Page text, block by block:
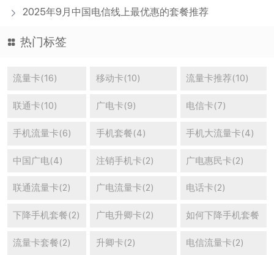
2025年9月中国电信线上最优惠的套餐推荐
热门标签
流量卡(16) 移动卡(10) 流量卡推荐(10)
联通卡(10) 广电卡(9) 电信卡(7)
手机流量卡(6) 手机套餐(4) 手机大流量卡(4)
中国广电(4) 注销手机卡(2) 广电惠民卡(2)
联通流量卡(2) 广电流量卡(2) 电话卡(2)
下降手机套餐(2) 广电升卿卡(2) 如何下降手机套餐
(2)
流量卡套餐(2) 升卿卡(2) 电信流量卡(2)